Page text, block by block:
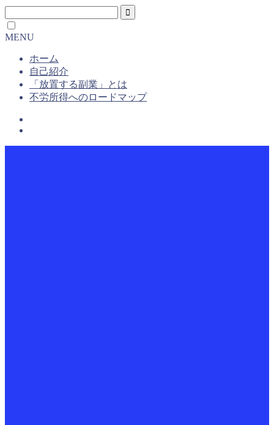
MENU
ホーム
自己紹介
「放置する副業」とは
不労所得へのロードマップ